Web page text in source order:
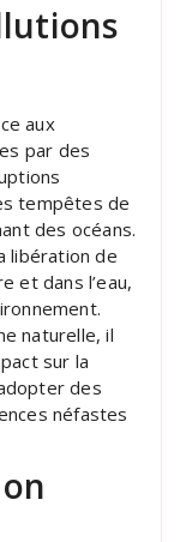
aux
par des
tempêtes de
des océans.
libération de
et dans l’eau,
naturelle, il
sur la
des
néfastes